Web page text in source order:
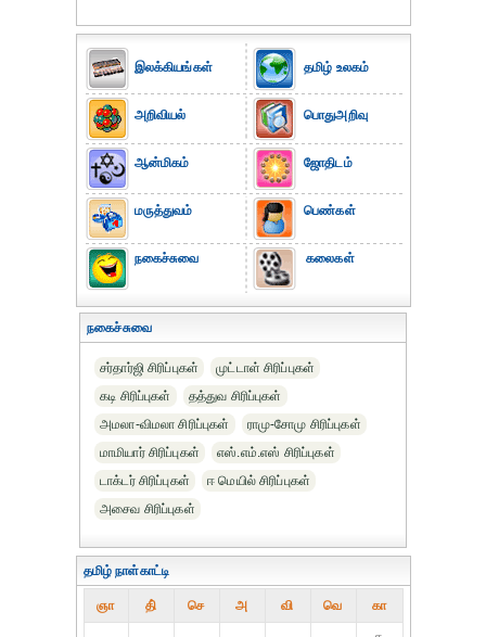
இலக்கியங்கள்
அறிவியல்
ஆன்மிகம்
மருத்துவம்
நகைச்சுவை
தமிழ் உலகம்
பொதுஅறிவு
ஜோதிடம்
பெண்கள்
கலைகள்
நகைச்சுவை
சர்தார்ஜி சிரிப்புகள்
முட்டாள் சிரிப்புகள்
கடி சிரிப்புகள்
தத்துவ சிரிப்புகள்
அமலா-விமலா சிரிப்புகள்
ராமு-சோமு சிரிப்புகள்
மாமியார் சிரிப்புகள்
எஸ்.எம்.எஸ் சிரிப்புகள்
டாக்டர் சிரிப்புகள்
ஈ மெயில் சிரிப்புகள்
அசைவ சிரிப்புகள்
தமிழ் நாள்காட்டி
ஞா தி் செ அ வி வெ கா